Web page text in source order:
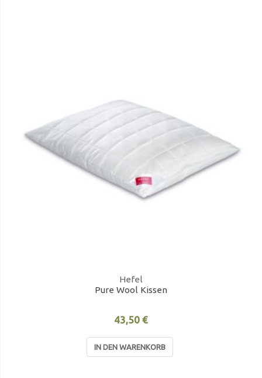
Hefel
Pure Wool Kissen
43,50 €
IN DEN WARENKORB